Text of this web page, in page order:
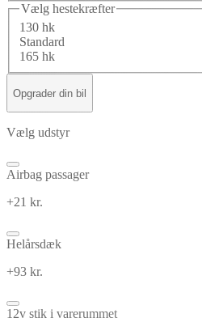
Vælg hestekræfter
130 hk
Standard
165 hk
Opgrader din bil
Vælg udstyr
Airbag passager
+21 kr.
Helårsdæk
+93 kr.
12v stik i varerummet